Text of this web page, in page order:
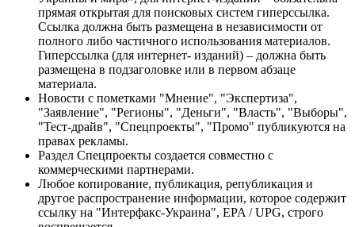
прямая открытая для поисковых систем гиперссылка.
Ссылка должна быть размещена в независимости от
полного либо частичного использования материалов.
Гиперссылка (для интернет- изданий) – должна быть
размещена в подзаголовке или в первом абзаце
материала.
Новости с пометками "Мнение", "Экспертиза",
"Заявление", "Регионы", "Деньги", "Власть", "Выборы",
"Тест-драйв", "Спецпроекты", "Промо" публикуются на
правах рекламы.
Раздел Спецпроекты создается совместно с
коммерческими партнерами.
Любое копирование, публикация, републикация и
другое распространение информации, которое содержит
ссылку на "Интерфакс-Украина", EPA / UPG, строго